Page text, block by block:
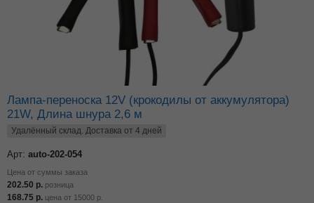
Лампа-переноска 12V (крокодилы от аккумулятора)
21W, Длина шнура 2,6 м
Удалённый склад. Доставка от 4 дней
Арт: auto-202-054
Цена от суммы заказа
202.50 р. розница
168.75 р. цена от 15000 р.